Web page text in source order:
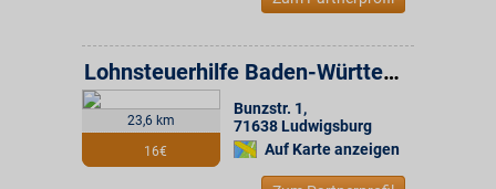
23,6 km
16€
Lohnsteuerhilfe Baden-Württemberg e.V. Beratungsstelle
Bunzstr. 1,
71638 Ludwigsburg
Auf Karte anzeigen